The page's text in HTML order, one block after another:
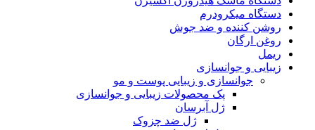
دستگاه میکرودرم
روشن کننده و ضد جوش
روغن ارگان
ریمل
زیبایی و جوانسازی
جوانسازی و زیبایی پوست و مو
پک محصولات زیبایی و جوانسازی
ژل آبرسان
ژل ضد چزوک